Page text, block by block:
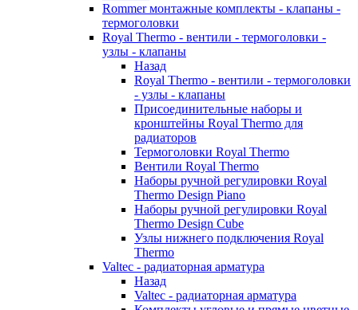
Rommer монтажные комплекты - клапаны -
термоголовки
Royal Thermo - вентили - термоголовки -
узлы - клапаны
Назад
Royal Thermo - вентили - термоголовки
- узлы - клапаны
Присоединительные наборы и
кронштейны Royal Thermo для
радиаторов
Термоголовки Royal Thermo
Вентили Royal Thermo
Наборы ручной регулировки Royal
Thermo Design Piano
Наборы ручной регулировки Royal
Thermo Design Cube
Узлы нижнего подключения Royal
Thermo
Valtec - радиаторная арматура
Назад
Valtec - радиаторная арматура